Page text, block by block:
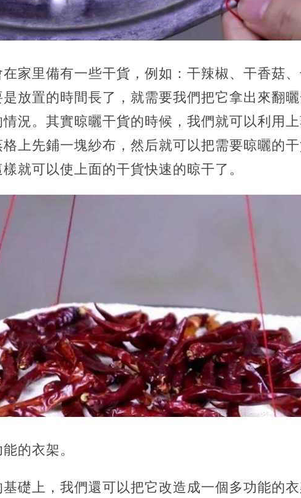
家里備有一些干貨，例如：干辣椒、干香菇
放置的時間長了，就需要我們把它拿出來翻
況。其實晾曬干貨的時候，我們就可以利用
上先鋪一塊紗布，然后就可以把需要晾曬的
就可以使上面的干貨快速的晾干了。
的衣架。
礎上，我們還可以把它改造成一個多功能的